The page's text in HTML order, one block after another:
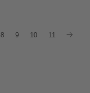
8 9 10 11